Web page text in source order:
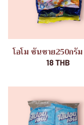
โอโม ซันชาย250กรั
18 THB